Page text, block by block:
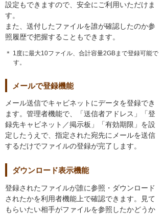
設定もできますので、安全にご利用いただけま
す。
また、送付したファイルを誰が確認したのか参
照履歴で把握することもできます。
＊ 1度に最大10ファイル、合計容量2GBまで登録可能で
す。
メールで登録機能
メール送信でキャビネットにデータを登録でき
ます。管理者機能で、「送信者アドレス」「登
録先キャビネット／掲示板」「有効期限」を設
定したうえで、指定された宛先にメールを送信
するだけでファイルの登録が完了します。
ダウンロード表示機能
登録されたファイルが誰に参照・ダウンロード
されたかを利用者機能上で確認できます。見て
もらいたい相手がファイルを参照したかどうか